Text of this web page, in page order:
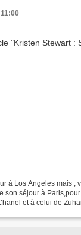
à Los Angeles mais ,
son séjour à
et à celui de